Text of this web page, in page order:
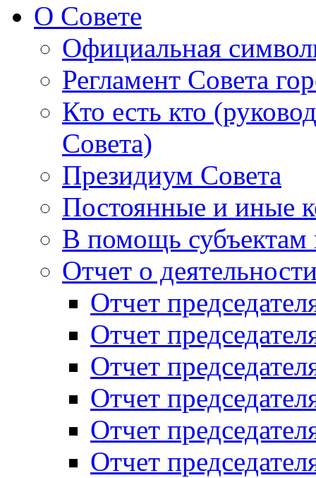
О Совете
Официальная
Регламент Совета
Кто есть кто
Совета)
Президиум Совета
Постоянные и иные
В помощь субъектам
Отчет о
Отчет
Отчет
Отчет
Отчет
Отчет
Отчет